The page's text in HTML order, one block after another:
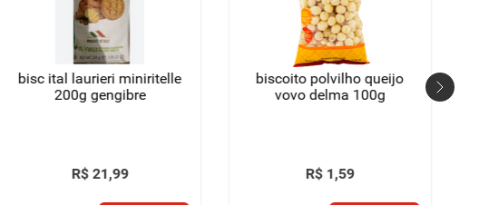
bisc ital laurieri miniritelle
200g gengibre
R$ 21,99
biscoito polvilho queijo
vovo delma 100g
R$ 1,59